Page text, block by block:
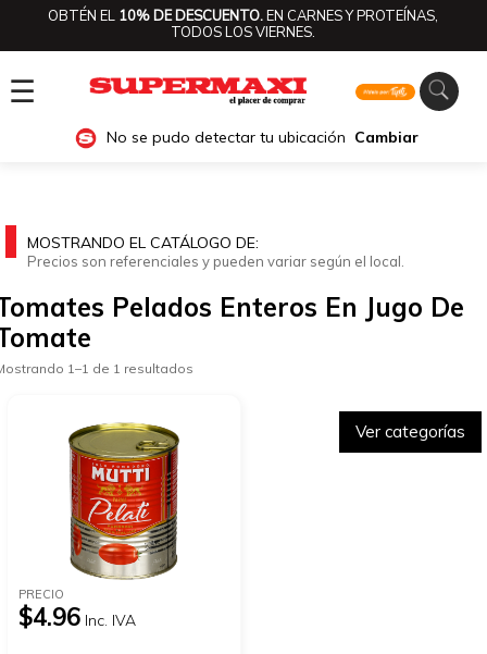
OBTÉN EL 10% DE DESCUENTO.EN CARNES Y PROTEÍNAS,
TODOS LOS VIERNES.
☰
No se pudo detectar tu ubicación Cambiar
Ver categorías
MOSTRANDO EL CATÁLOGO DE:
Precios son referenciales y pueden variar según el local.
Pelados Enteros En Jugo De
1–1 de 1 resultados
PRECIO
$4.96 Inc. IVA